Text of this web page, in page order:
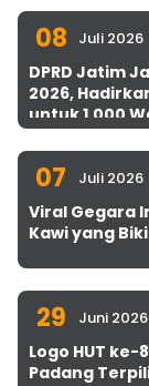
08 Juli 2026
DPRD Jatim
2026,
untuk 1.000
07 Juli 2026
Viral Gegara
Kawi yang
29 Juni 2026
Logo HUT ke-
Padang